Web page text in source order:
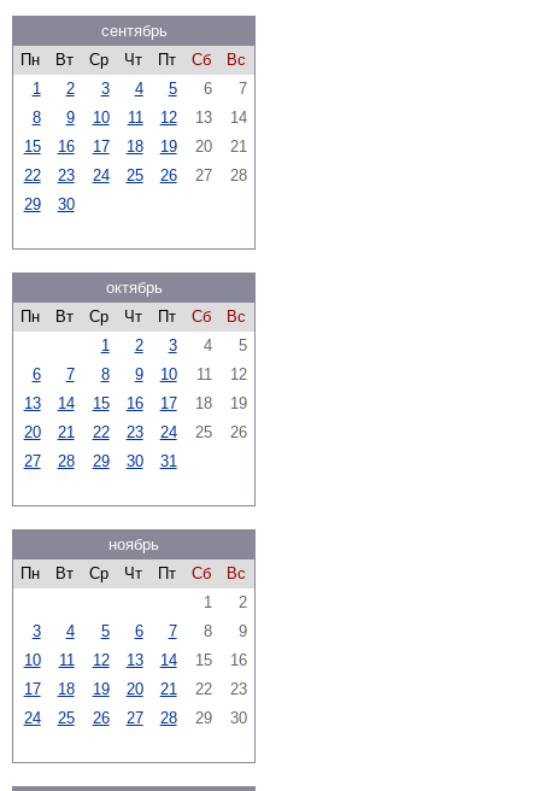
сентябрь
Пн
Вт Ср Чт Пт Сб
Вс
1
2 3 4 5 6
7
8
9 10 11 12 13
14
15
16 17 18 19 20
21
22
23 24 25 26 27
28
29
30
октябрь
Пн
Вт Ср Чт Пт Сб
Вс
1
2 3 4
5
6
7 8 9 10 11
12
13
14 15 16 17 18
19
20
21 22 23 24 25
26
27
28 29 30 31
ноябрь
Пн
Вт Ср Чт Пт Сб
Вс
1
2
3
4 5 6 7 8
9
10
11 12 13 14 15
16
17
18 19 20 21 22
23
24
25 26 27 28 29 30